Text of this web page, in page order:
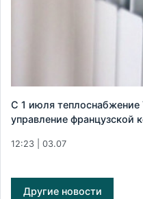
С 1 июля теплоснабжение
управление французской
12:23 | 03.07
Другие новости